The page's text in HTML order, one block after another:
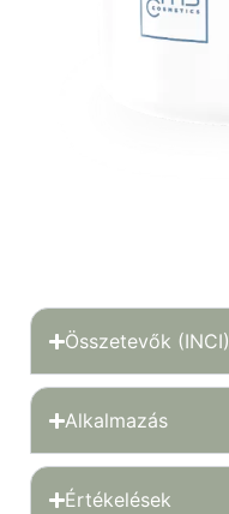
Összetevők (INCI)
Alkalmazás
Értékelések